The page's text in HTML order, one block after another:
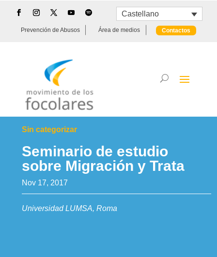
Castellano
Prevención de Abusos Área de medios Contactos
Sin categorizar
Seminario de estudio
sobre Migración y Trata
Nov 17, 2017
Universidad LUMSA, Roma